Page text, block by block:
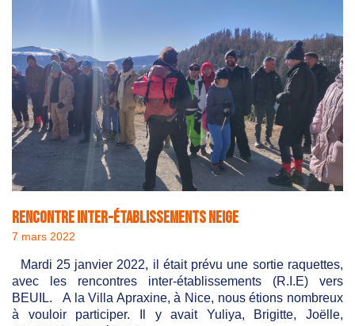
Rencontre inter-établissements neige
7 mars 2022
Mardi 25 janvier 2022, il était prévu une sortie raquettes,
avec les rencontres inter-établissements (R.I.E) vers
BEUIL. A la Villa Apraxine, à Nice, nous étions nombreux
à vouloir participer. Il y avait Yuliya, Brigitte, Joëlle,